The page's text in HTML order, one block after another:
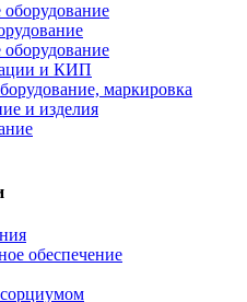
и КИП
маркировка
и изделия
обеспечение